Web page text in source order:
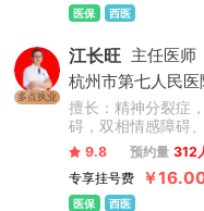
医保 西医
多点执业
江长旺 主任医师
杭州市第七人民医
擅长：精神分裂症
碍，双相情感障碍
弱、神经官能症、
碍等精神科常见疾
逆、网瘾厌学、情
等心理问题的心理
9.8 预约量 312
专享挂号费
￥
医保 西医